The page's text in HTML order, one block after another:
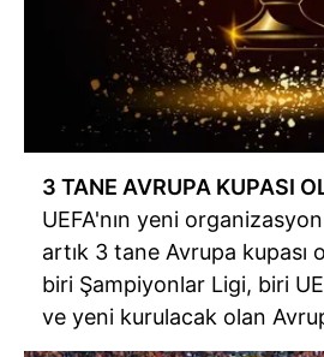
3 TANE AVRUPA KUPASI
UEFA'nın yeni
artık 3 tane Avrupa kupası
biri Şampiyonlar Ligi, biri
ve yeni kurulacak olan